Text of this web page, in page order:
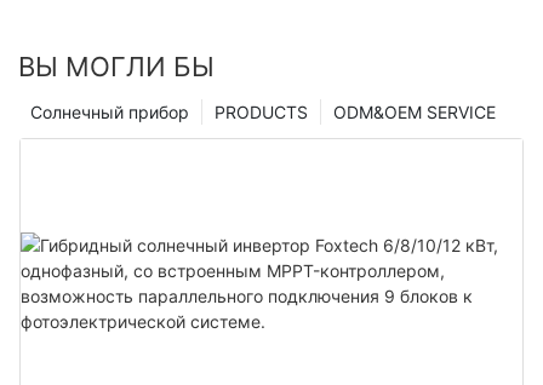
ВЫ МОГЛИ БЫ
ODM&OEM SERVICE
PRODUCTS
Солнечный прибор